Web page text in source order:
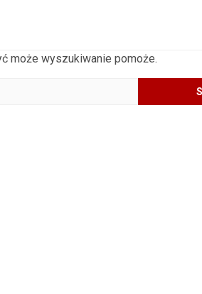
może wyszukiwanie pomoże.